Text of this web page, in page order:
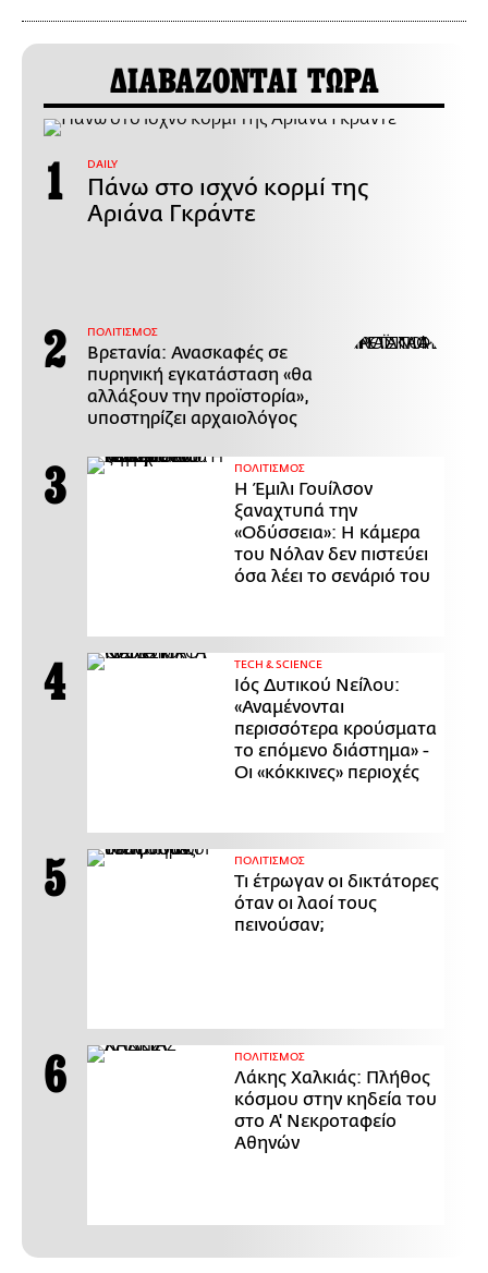
ΔΙΑΒΑΖΟΝΤΑΙ ΤΩΡΑ
DAILY
Πάνω στο ισχνό κορμί της
Αριάνα Γκράντε
ΠΟΛΙΤΙΣΜΟΣ
Βρετανία: Ανασκαφές σε
πυρηνική εγκατάσταση «θα
αλλάξουν την προϊστορία»,
υποστηρίζει αρχαιολόγος
ΠΟΛΙΤΙΣΜΟΣ
Η Έμιλι Γουίλσον
ξαναχτυπά την
«Οδύσσεια»: Η κάμερα
του Νόλαν δεν πιστεύει
όσα λέει το σενάριό του
ΤECH & SCIENCE
Ιός Δυτικού Νείλου:
«Αναμένονται
περισσότερα κρούσματα
το επόμενο διάστημα» -
Οι «κόκκινες» περιοχές
ΠΟΛΙΤΙΣΜΟΣ
Τι έτρωγαν οι δικτάτορες
όταν οι λαοί τους
πεινούσαν;
ΠΟΛΙΤΙΣΜΟΣ
Λάκης Χαλκιάς: Πλήθος
κόσμου στην κηδεία του
στο Α' Νεκροταφείο
Αθηνών